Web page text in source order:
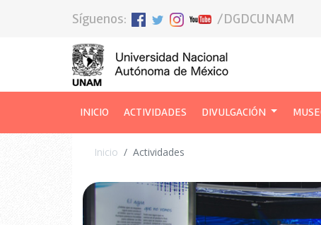
Síguenos: /DGDCUNAM
INICIO (CURRENT)
ACTIVIDADES DIVULGACIÓN
Inicio Actividades